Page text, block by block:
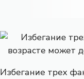
Избегание трех